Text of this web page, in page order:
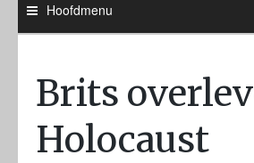
Hoofdmenu
Brits
Holocaust